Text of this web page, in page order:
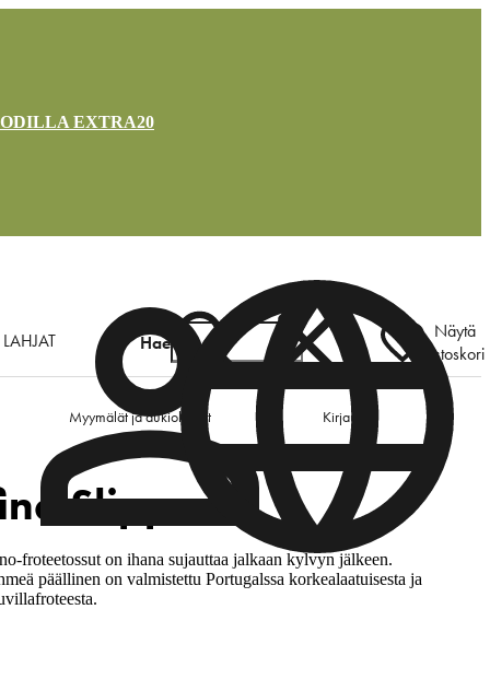
EXTRA20
Myymälät ja aukioloajat Kirjaudu
LAHJAT Hae
Näytä
ostoskori
Slippers
froteetossut on ihana sujauttaa jalkaan kylvyn jälkeen.
päällinen on valmistettu Portugalssa korkealaatuisesta ja